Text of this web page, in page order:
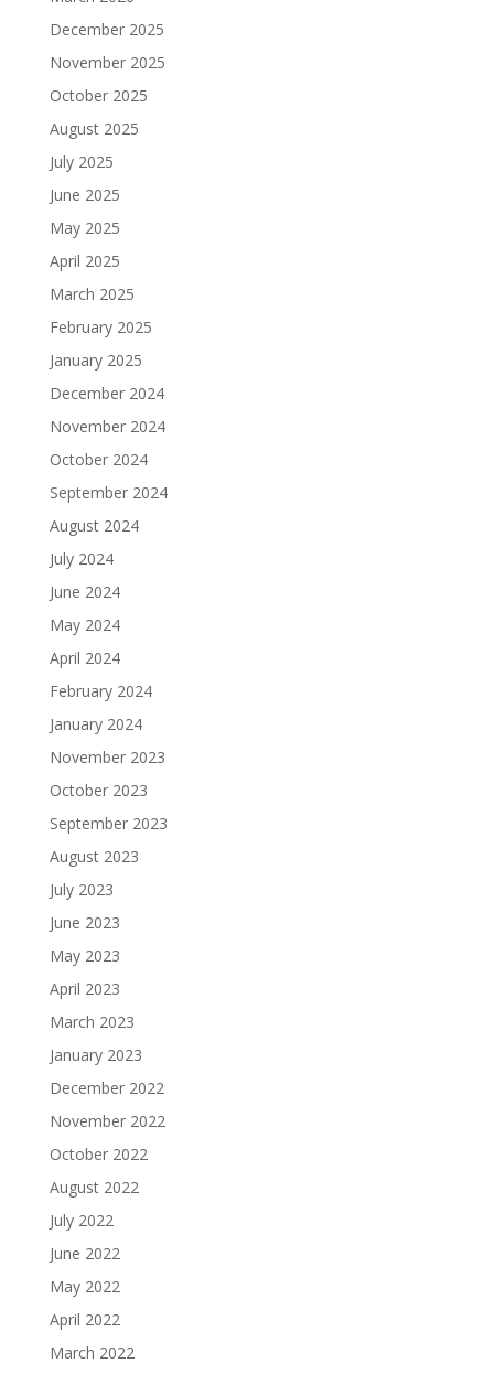
December 2025
November 2025
October 2025
August 2025
July 2025
June 2025
May 2025
April 2025
March 2025
February 2025
January 2025
December 2024
November 2024
October 2024
September 2024
August 2024
July 2024
June 2024
May 2024
April 2024
February 2024
January 2024
November 2023
October 2023
September 2023
August 2023
July 2023
June 2023
May 2023
April 2023
March 2023
January 2023
December 2022
November 2022
October 2022
August 2022
July 2022
June 2022
May 2022
April 2022
March 2022